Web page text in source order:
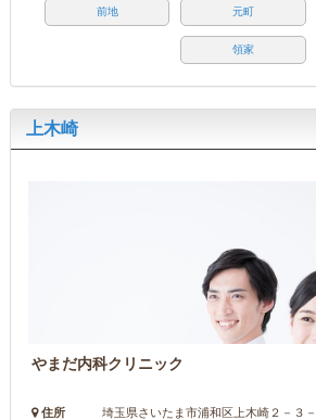
前地 元町
領家
上木崎
やまだ内科クリニック
住所
埼玉県さいたま市浦和区上木崎２－３